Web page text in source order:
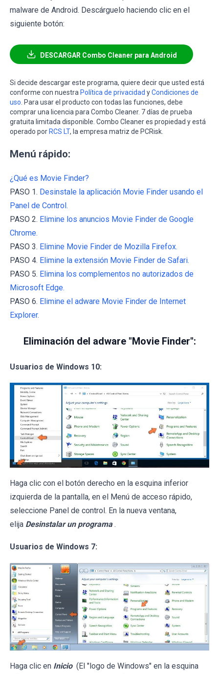
malware de Android. Descárguelo haciendo clic en el
siguiente botón:
DESCARGAR Combo Cleaner para Android
Si decide descargar este programa, quiere decir que usted está
conforme con nuestra Política de privacidad yCondiciones de
uso . Para usar el producto con todas las funciones, debe
comprar una licencia para Combo Cleaner. 7 días de prueba
gratuita limitada disponible. Combo Cleaner es propiedad y está
operado por RCS LT, la empresa matriz de PCRisk.
Menú rápido:
¿Qué es Movie Finder?
PASO 1. Desinstale la aplicación Movie Finder usando el
Panel de Control.
PASO 2. Elimine los anuncios Movie Finder de Google
Chrome.
PASO 3. Elimine Movie Finder de Mozilla Firefox.
PASO 4. Elimine la extensión Movie Finder de Safari.
PASO 5. Elimina los complementos no autorizados de
Microsoft Edge.
PASO 6. Elimine el adware Movie Finder de Internet
Explorer.
Eliminación del adware "Movie Finder":
Usuarios de Windows 10:
Haga clic con el botón derecho en la esquina inferior
izquierda de la pantalla, en el Menú de acceso rápido,
seleccione Panel de control. En la nueva ventana,
elija Desinstalar un programa .
Usuarios de Windows 7:
Haga clic en Inicio (El "logo de Windows" en la esquina